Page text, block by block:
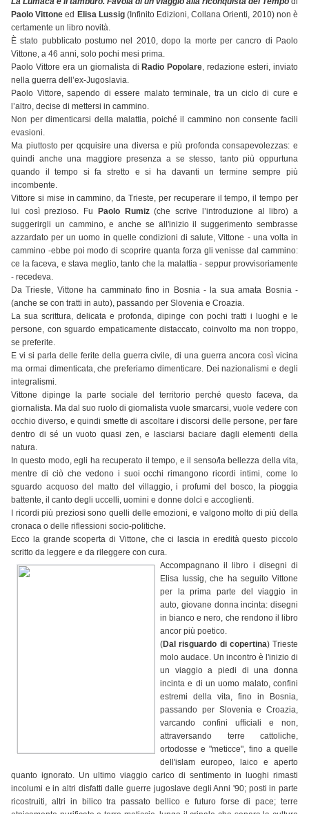
Paolo Vittone ed Elisa Lussig(Infinito Edizioni, Collana Orienti, 2010) non è
certamente un libro novità.
È stato pubblicato postumo nel 2010, dopo la morte per cancro di Paolo
Vittone, a 46 anni, solo pochi mesi prima.
Paolo Vittore era un giornalista di Radio Popolare, redazione esteri, inviato
nella guerra dell’ex-Jugoslavia.
Paolo Vittore, sapendo di essere malato terminale, tra un ciclo di cure e
l’altro, decise di mettersi in cammino.
Non per dimenticarsi della malattia, poiché il cammino non consente facili
evasioni.
Ma piuttosto per qcquisire una diversa e più profonda consapevolezzas: e
quindi anche una maggiore presenza a se stesso, tanto più oppurtuna
quando il tempo si fa stretto e si ha davanti un termine sempre più
incombente.
Vittore si mise in cammino, da Trieste, per recuperare il tempo, il tempo per
lui così prezioso. Fu
Paolo Rumiz(che scrive l’introduzione al libro) a
suggerirgli un cammino, e anche se all'inizio il suggerimento sembrasse
azzardato per un uomo in quelle condizioni di salute, Vittone - una volta in
cammino -ebbe poi modo di scoprire quanta forza gli venisse dal cammino:
ce la faceva, e stava meglio, tanto che la malattia - seppur provvisoriamente
- recedeva.
Da Trieste, Vittone ha camminato fino in Bosnia - la sua amata Bosnia -
(anche se con tratti in auto), passando per Slovenia e Croazia.
La sua scrittura, delicata e profonda, dipinge con pochi tratti i luoghi e le
persone, con sguardo empaticamente distaccato, coinvolto ma non troppo,
se preferite.
E vi si parla delle ferite della guerra civile, di una guerra ancora così vicina
ma ormai dimenticata, che preferiamo dimenticare. Dei nazionalismi e degli
integralismi.
Vittone dipinge la parte sociale del territorio perché questo faceva, da
giornalista. Ma dal suo ruolo di giornalista vuole smarcarsi, vuole vedere con
occhio diverso, e quindi smette di ascoltare i discorsi delle persone, per fare
dentro di sé un vuoto quasi zen, e lasciarsi baciare dagli elementi della
natura.
In questo modo, egli ha recuperato il tempo, e il senso/la bellezza della vita,
mentre di ciò che vedono i suoi occhi rimangono ricordi intimi, come lo
sguardo acquoso del matto del villaggio, i profumi del bosco, la pioggia
battente, il canto degli uccelli, uomini e donne dolci e accoglienti.
I ricordi più preziosi sono quelli delle emozioni, e valgono molto di più della
cronaca o delle riflessioni socio-politiche.
Ecco la grande scoperta di Vittone, che ci lascia in eredità questo piccolo
scritto da leggere e da rileggere con cura.
Accompagnano il libro i disegni di
Elisa Iussig, che ha seguito Vittone
per la prima parte del viaggio in
auto, giovane donna incinta: disegni
in bianco e nero, che rendono il libro
ancor più poetico.
(Dal risguardo di copertina) Trieste
molo audace. Un incontro è l'inizio di
un viaggio a piedi di una donna
incinta e di un uomo malato, confini
estremi della vita, fino in Bosnia,
passando per Slovenia e Croazia,
varcando confini ufficiali e non,
attraversando terre cattoliche,
ortodosse e "meticce", fino a quelle
dell'islam europeo, laico e aperto
quanto ignorato. Un ultimo viaggio carico di sentimento in luoghi rimasti
incolumi e in altri disfatti dalle guerre jugoslave degli Anni '90; posti in parte
ricostruiti, altri in bilico tra passato bellico e futuro forse di pace; terre